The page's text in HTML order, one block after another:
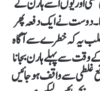
نے ایک دفعہ پھر
یہ کہ خطرے سے آگاہ
سے پہلے ہارن بجانا
غلطی سے واقف ہو جائیں